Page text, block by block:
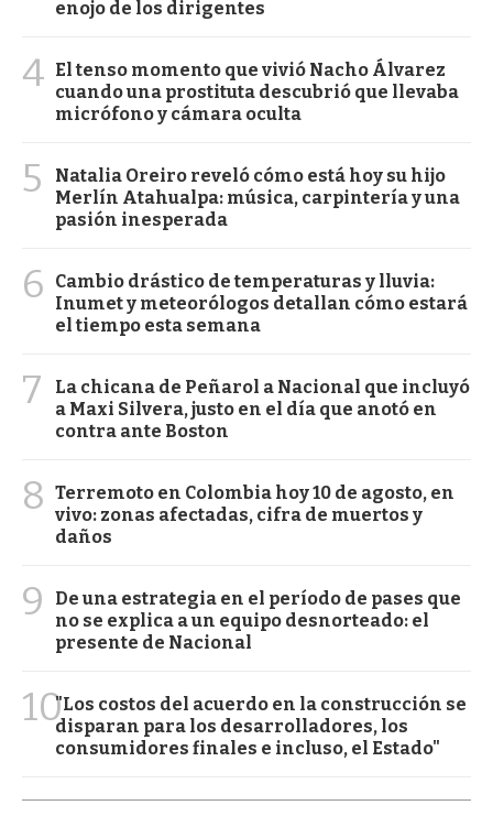
enojo de los dirigentes
4 El tenso momento que vivió Nacho Álvarez
cuando una prostituta descubrió que llevaba
micrófono y cámara oculta
5
Natalia Oreiro reveló cómo está hoy su hijo
Merlín Atahualpa: música, carpintería y una
pasión inesperada
6
Cambio drástico de temperaturas y lluvia:
Inumet y meteorólogos detallan cómo estará
el tiempo esta semana
7
La chicana de Peñarol a Nacional que incluyó
a Maxi Silvera, justo en el día que anotó en
contra ante Boston
8 Terremoto en Colombia hoy 10 de agosto, en
vivo: zonas afectadas, cifra de muertos y
daños
9
De una estrategia en el período de pases que
no se explica a un equipo desnorteado: el
presente de Nacional
10"Los costos del acuerdo en la construcción se
disparan para los desarrolladores, los
consumidores finales e incluso, el Estado"